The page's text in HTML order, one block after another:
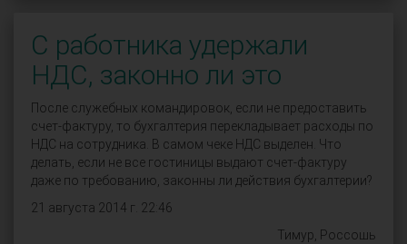
С работника удержали
НДС, законно ли это
После служебных командировок, если не предоставить
счет-фактуру, то бухгалтерия перекладывает расходы по
НДС на сотрудника. В самом чеке НДС выделен. Что
делать, если не все гостиницы выдают счет-фактуру
даже по требованию, законны ли действия бухгалтерии?
21 августа 2014 г. 22:46
Тимур, Россошь